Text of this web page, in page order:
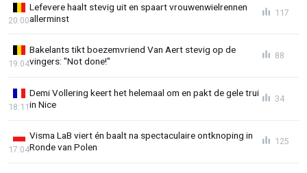
Lefevere haalt stevig uit en spaart vrouwenwielrennen
allerminst
20:00
117
Bakelants tikt boezemvriend Van Aert stevig op de
vingers: "Not done!"
19:04
88
Demi Vollering keert het helemaal om en pakt de gele trui
in Nice
18:11
34
Visma LaB viert én baalt na spectaculaire ontknoping in
Ronde van Polen
17:04
125